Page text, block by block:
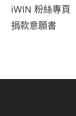
iWIN 粉絲專頁
捐款意願書